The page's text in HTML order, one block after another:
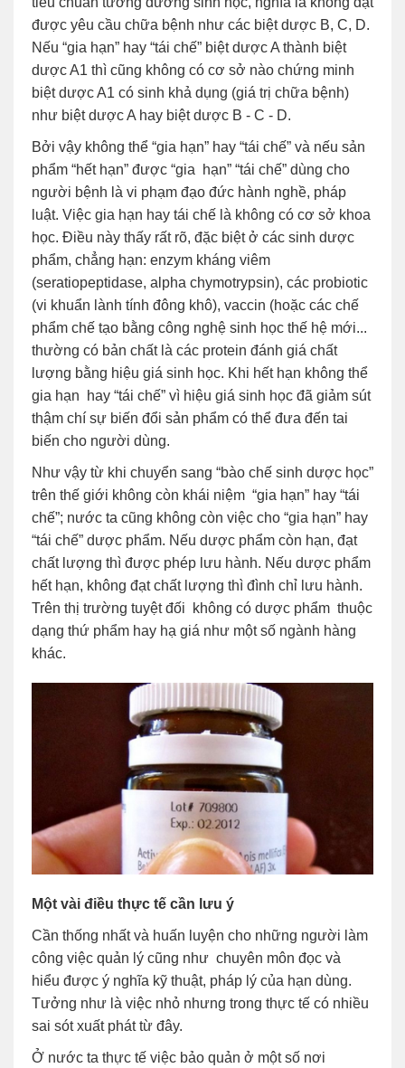
được yêu cầu chữa bệnh như các biệt dược B, C, D.
Nếu “gia hạn” hay “tái chế” biệt dược A thành biệt
dược A1 thì cũng không có cơ sở nào chứng minh
biệt dược A1 có sinh khả dụng (giá trị chữa bệnh)
như biệt dược A hay biệt dược B - C - D.
Bởi vậy không thể “gia hạn” hay “tái chế” và nếu sản
phẩm “hết hạn” được “gia hạn” “tái chế” dùng cho
người bệnh là vi phạm đạo đức hành nghề, pháp
luật. Việc gia hạn hay tái chế là không có cơ sở khoa
học. Điều này thấy rất rõ, đặc biệt ở các sinh dược
phẩm, chẳng hạn: enzym kháng viêm
(seratiopeptidase, alpha chymotrypsin), các probiotic
(vi khuẩn lành tính đông khô), vaccin (hoặc các chế
phẩm chế tạo bằng công nghệ sinh học thế hệ mới...
thường có bản chất là các protein đánh giá chất
lượng bằng hiệu giá sinh học. Khi hết hạn không thể
gia hạn hay “tái chế” vì hiệu giá sinh học đã giảm sút
thậm chí sự biến đổi sản phẩm có thể đưa đến tai
biến cho người dùng.
Như vậy từ khi chuyển sang “bào chế sinh dược học”
trên thế giới không còn khái niệm “gia hạn” hay “tái
chế”; nước ta cũng không còn việc cho “gia hạn” hay
“tái chế” dược phẩm. Nếu dược phẩm còn hạn, đạt
chất lượng thì được phép lưu hành. Nếu dược phẩm
hết hạn, không đạt chất lượng thì đình chỉ lưu hành.
Trên thị trường tuyệt đối không có dược phẩm thuộc
dạng thứ phẩm hay hạ giá như một số ngành hàng
khác.
Một vài điều thực tế cần lưu ý
Cần thống nhất và huấn luyện cho những người làm
công việc quản lý cũng như chuyên môn đọc và
hiểu được ý nghĩa kỹ thuật, pháp lý của hạn dùng.
Tưởng như là việc nhỏ nhưng trong thực tế có nhiều
sai sót xuất phát từ đây.
Ở nước ta thực tế việc bảo quản ở một số nơi